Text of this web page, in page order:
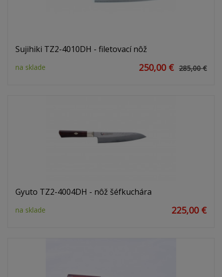
Sujihiki TZ2-4010DH - filetovací nôž
na sklade 250,00 € 285,00 €
Gyuto TZ2-4004DH - nôž šéfkuchára
na sklade 225,00 €